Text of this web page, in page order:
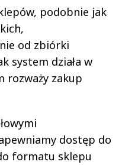
podobnie jak
od zbiórki
system działa w
rozważy zakup
dostęp do
formatu sklepu